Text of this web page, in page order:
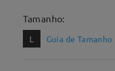
Tamanho:
L Guia de Tamanho